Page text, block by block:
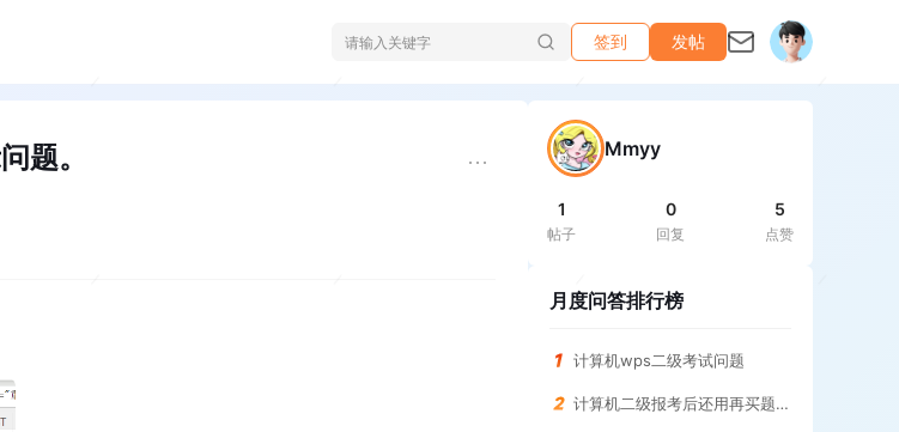
签到 发帖
题。 Mmyy
1
帖子
0
回复
5
点赞
月度问答排行榜
计算机wps二级考试问题
计算机二级报考后还用再买题库吗